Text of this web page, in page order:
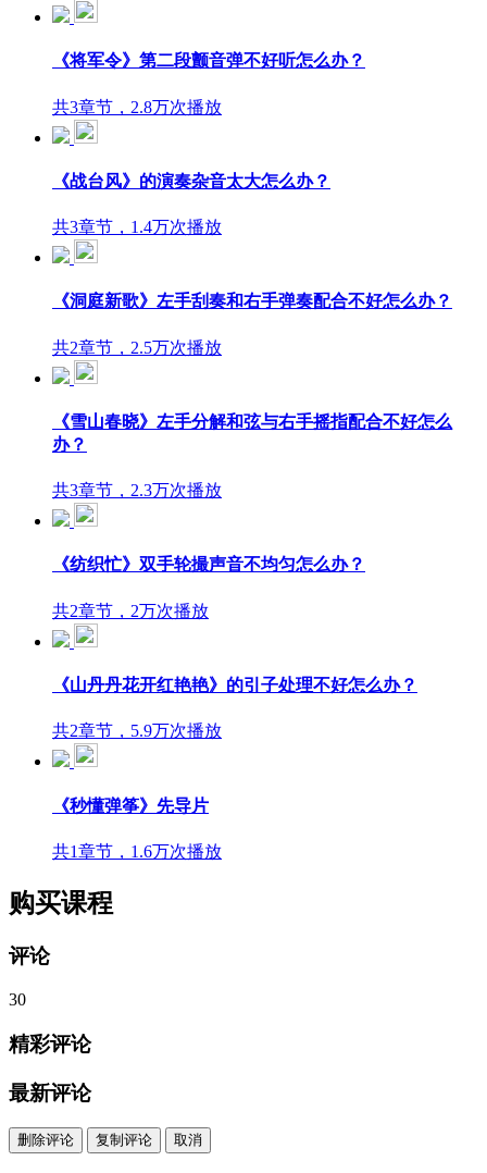
《将军令》第二段颤音弹不好听怎么办？
共3章节，2.8万次播放
《战台风》的演奏杂音太大怎么办？
共3章节，1.4万次播放
《洞庭新歌》左手刮奏和右手弹奏配合不好怎么办？
共2章节，2.5万次播放
《雪山春晓》左手分解和弦与右手摇指配合不好怎么
办？
共3章节，2.3万次播放
《纺织忙》双手轮撮声音不均匀怎么办？
共2章节，2万次播放
《山丹丹花开红艳艳》的引子处理不好怎么办？
共2章节，5.9万次播放
《秒懂弹筝》先导片
共1章节，1.6万次播放
购买课程
评论
30
精彩评论
最新评论
删除评论 复制评论 取消